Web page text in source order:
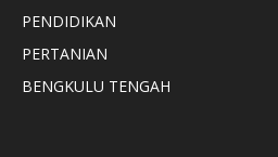
PENDIDIKAN
PERTANIAN
BENGKULU TENGAH